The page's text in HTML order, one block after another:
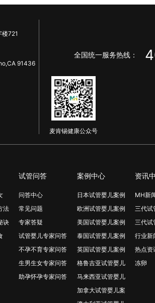
721
91436
全国统一服务热线：
麦肯锡健康公众号
法
诀
试管问答
问答中心
常见问题
专家答疑
试管婴儿专家问答
不孕不育专家问答
生男生女专家问答
助孕怀孕专家问答
案例中心
日本试管婴儿案例
欧洲试管婴儿案例
美国试管婴儿案例
泰国试管婴儿案例
英国试管婴儿案例
格鲁吉亚试管婴儿
马来西亚试管婴儿
加拿大试管婴儿案
资讯
MH新
三代试
三代试
行业新
热点资
冻卵